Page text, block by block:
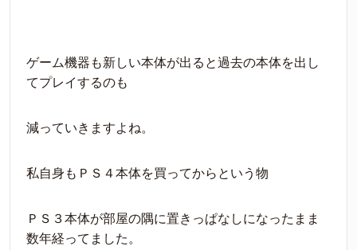
ゲーム機器も新しい本体が出ると過去の本体を出し
てプレイするのも
減っていきますよね。
私自身もＰＳ４本体を買ってからという物
ＰＳ３本体が部屋の隅に置きっぱなしになったまま
数年経ってました。